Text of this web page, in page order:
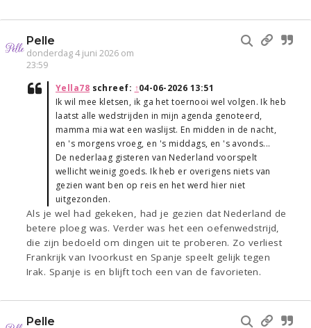
Pelle
donderdag 4 juni 2026 om
23:59
Yella78 schreef: ↑04-06-2026 13:51
Ik wil mee kletsen, ik ga het toernooi wel volgen. Ik heb
laatst alle wedstrijden in mijn agenda genoteerd,
mamma mia wat een waslijst. En midden in de nacht,
en 's morgens vroeg, en 's middags, en 's avonds...
De nederlaag gisteren van Nederland voorspelt
wellicht weinig goeds. Ik heb er overigens niets van
gezien want ben op reis en het werd hier niet
uitgezonden.
Als je wel had gekeken, had je gezien dat Nederland de
betere ploeg was. Verder was het een oefenwedstrijd,
die zijn bedoeld om dingen uit te proberen. Zo verliest
Frankrijk van Ivoorkust en Spanje speelt gelijk tegen
Irak. Spanje is en blijft toch een van de favorieten.
Pelle